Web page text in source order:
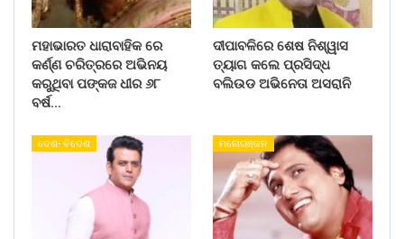
ମହାଭାରତ ଧାରାବାହିକ ରେ
କର୍ଣ୍ଣ ଚରିତ୍ରରେ ଅଭିନୟ
କରୁଥିବା ପଙ୍କଜ ଧୀର ୬୮
ବର୍ଷ…
ଦୀପାବଳିରେ ଶେଷ ନିଶ୍ୱାସ
ତ୍ୟାଗ କଲେ ପ୍ରସିଦ୍ଧ
ବଲିଉଡ ଅଭିନେତା ଅସରାନି
ଦେଶ- ବିଦେଶ ମନୋରଞ୍ଜନ